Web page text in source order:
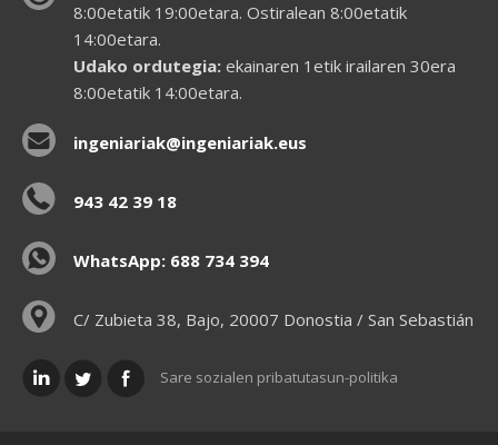
8:00etatik 19:00etara. Ostiralean 8:00etatik
14:00etara.
Udako ordutegia:ekainaren 1etik irailaren 30era
8:00etatik 14:00etara.
ingeniariak@ingeniariak.eus
943 42 39 18
WhatsApp: 688 734 394
C/ Zubieta 38, Bajo, 20007 Donostia / San Sebastián
Sare sozialen pribatutasun-politika